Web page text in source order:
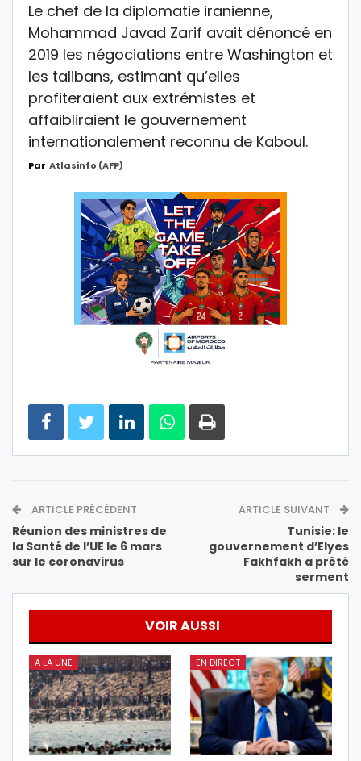
Le chef de la diplomatie iranienne,
Mohammad Javad Zarif avait dénoncé en
2019 les négociations entre Washington et
les talibans, estimant qu’elles
profiteraient aux extrémistes et
affaibliraient le gouvernement
internationalement reconnu de Kaboul.
Par Atlasinfo (AFP)
ARTICLE PRÉCÉDENT
Réunion des ministres de
la Santé de l’UE le 6 mars
sur le coronavirus
ARTICLE SUIVANT
Tunisie: le
gouvernement d’Elyes
Fakhfakh a prêté
serment
VOIR AUSSI
A LA UNE EN DIRECT